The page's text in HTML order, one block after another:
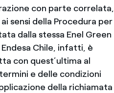
con parte correlata,
sensi della Procedura per
dalla stessa Enel Green
Chile, infatti, è
con quest’ultima al
e delle condizioni
della richiamata